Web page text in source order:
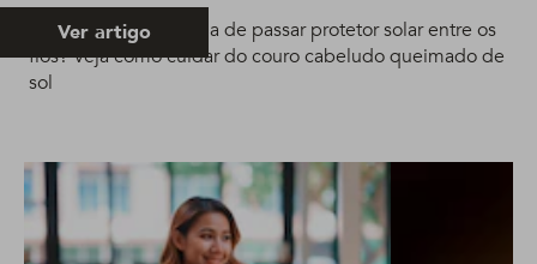
Alguém aí teve a ideia de passar protetor solar entre os
fios? Veja como cuidar do couro cabeludo queimado de
sol
Ver artigo